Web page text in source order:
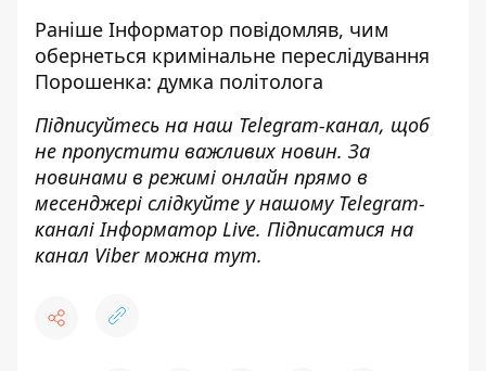
Раніше Інформатор повідомляв, чим
обернеться кримінальне переслідування
Порошенка: думка політолога
Підписуйтесь на наш Telegram-канал, щоб
не пропустити важливих новин. За
новинами в режимі онлайн прямо в
месенджері слідкуйте у нашому Telegram-
каналіІнформатор Live. Підписатися на
канал Viber можна тут.